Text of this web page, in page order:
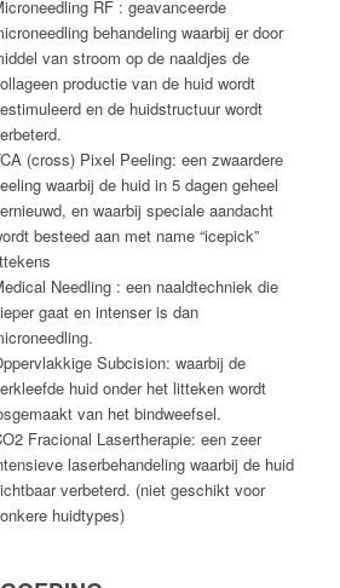
RF : geavanceerde
behandeling waarbij er door
van stroom op de naaldjes de
productie van de huid wordt
en de huidstructuur wordt
(cross) Pixel Peeling: een zwaardere
waarbij de huid in 5 dagen geheel
en waarbij speciale aandacht
besteed aan met name “icepick”
Needling : een naaldtechniek die
gaat en intenser is dan
Subcision: waarbij de
huid onder het litteken wordt
van het bindweefsel.
Fracional Lasertherapie: een zeer
laserbehandeling waarbij de huid
verbeterd. (niet geschikt voor
huidtypes)